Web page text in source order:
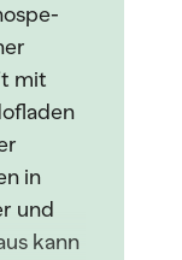
mit
in
und
kann